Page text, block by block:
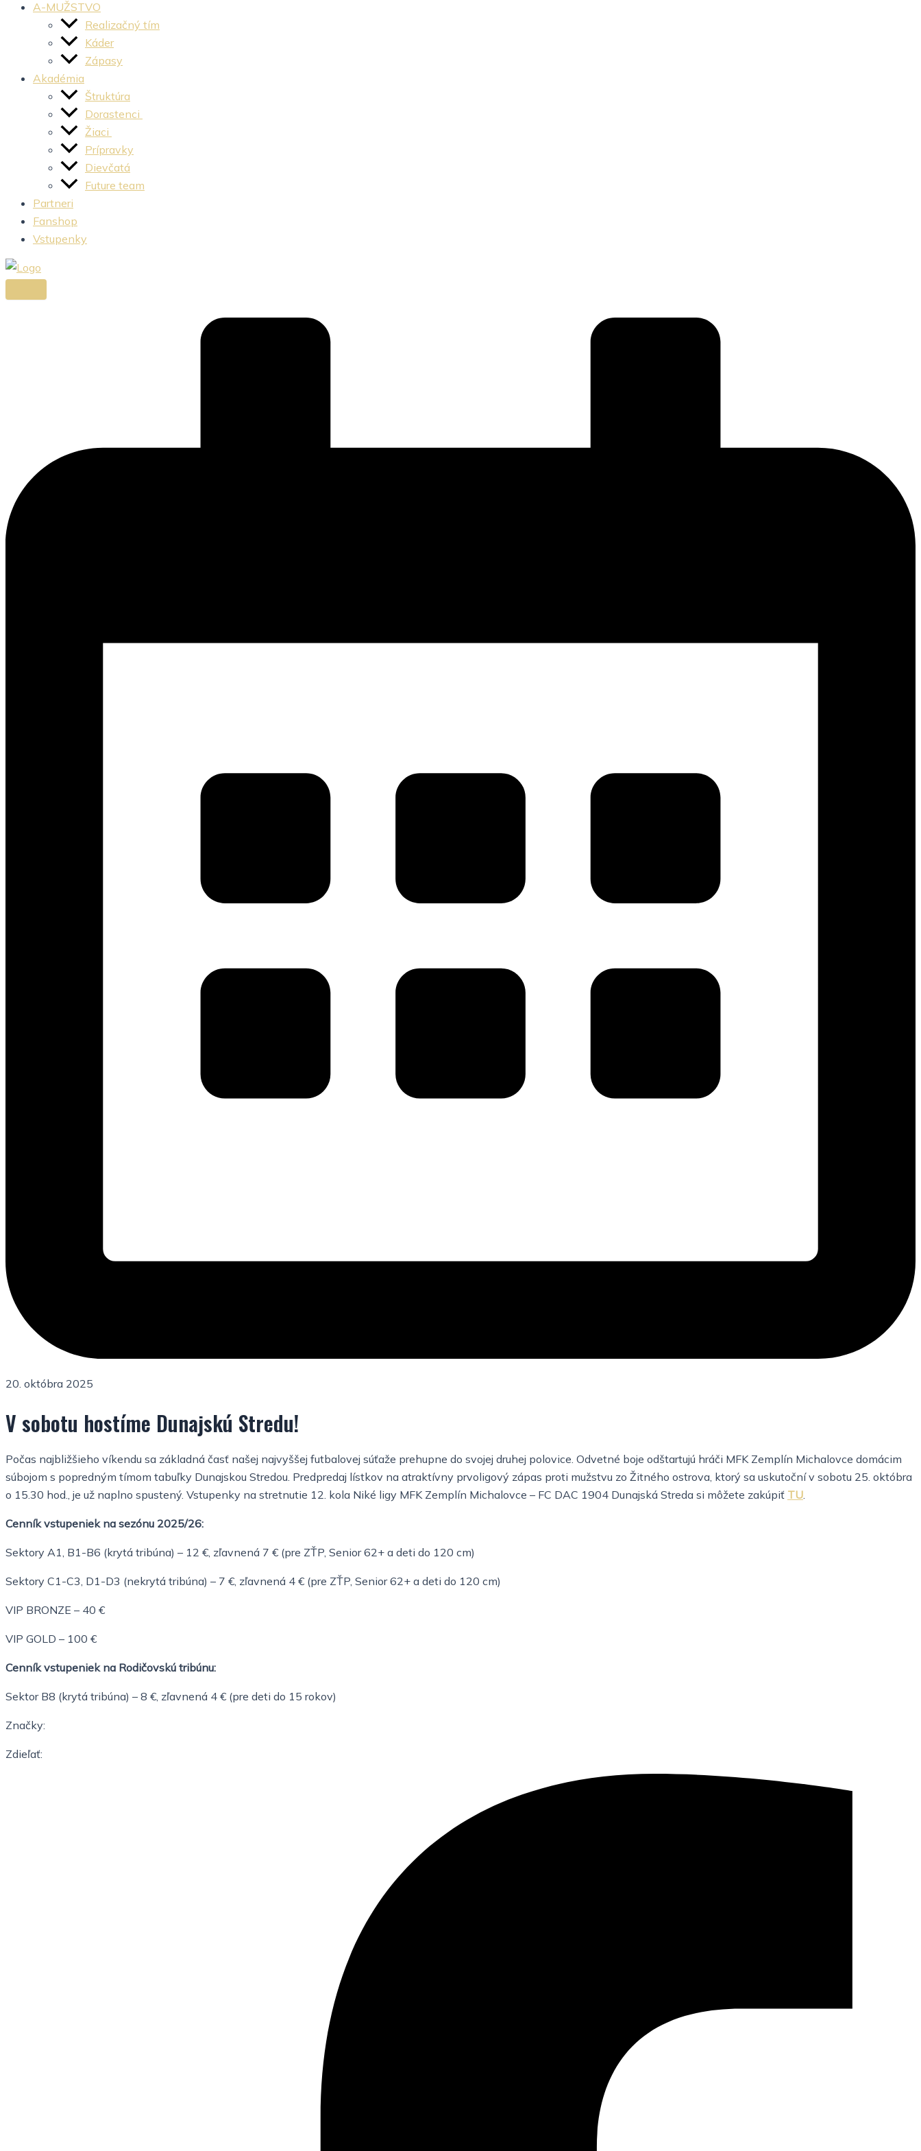
A-MUŽSTVO
Realizačný tím
Káder
Zápasy
Akadémia
Štruktúra
Dorastenci
Žiaci
Prípravky
Dievčatá
Future team
Partneri
Fanshop
Vstupenky
20. októbra 2025
V sobotu hostíme Dunajskú Stredu!
Počas najbližšieho víkendu sa základná časť našej najvyššej futbalovej súťaže prehupne do svojej druhej polovice. Odvetné boje odštartujú hráči MFK Zemplín Michalovce domácim
súbojom s popredným tímom tabuľky Dunajskou Stredou. Predpredaj lístkov na atraktívny prvoligový zápas proti mužstvu zo Žitného ostrova, ktorý sa uskutoční v sobotu 25. októbra
o 15.30 hod., je už naplno spustený. Vstupenky na stretnutie 12. kola Niké ligy MFK Zemplín Michalovce – FC DAC 1904 Dunajská Streda si môžete zakúpiť TU
Cenník vstupeniek na sezónu 2025/26:
Sektory A1, B1-B6 (krytá tribúna) – 12 €, zľavnená 7 € (pre ZŤP, Senior 62+ a deti do 120 cm)
Sektory C1-C3, D1-D3 (nekrytá tribúna) – 7 €, zľavnená 4 € (pre ZŤP, Senior 62+ a deti do 120 cm)
VIP BRONZE – 40 €
VIP GOLD – 100 €
Cenník vstupeniek na Rodičovskú tribúnu:
Sektor B8 (krytá tribúna) – 8 €, zľavnená 4 € (pre deti do 15 rokov)
Značky:
Zdieľať: